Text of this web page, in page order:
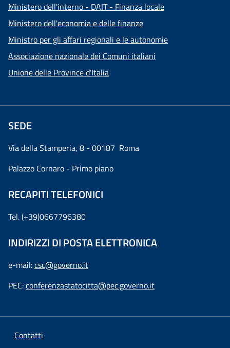
Ministero dell'interno - DAIT - Finanza locale
Ministero dell'economia e delle finanze
Ministro per gli affari regionali e le autonomie
Associazione nazionale dei Comuni italiani
Unione delle Province d'Italia
SEDE
Via della Stamperia, 8 - 00187 Roma
Palazzo Cornaro - Primo piano
RECAPITI TELEFONICI
Tel. (+39)0667796380
INDIRIZZI DI POSTA ELETTRONICA
e-mail:csc@governo.it
PEC:conferenzastatocitta@pec.governo.it
Contatti